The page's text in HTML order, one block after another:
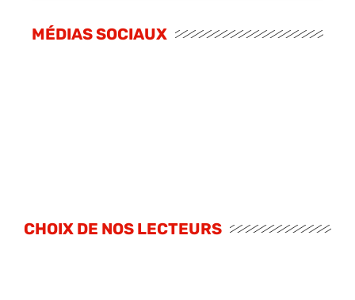
MÉDIAS SOCIAUX
CHOIX DE NOS LECTEURS